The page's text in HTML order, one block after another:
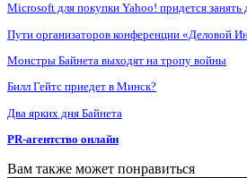
Microsoft для покупки Yahoo! придется занять
Пути организаторов конференции «Деловой
Монстры Байнета выходят на тропу войны
Билл Гейтс приедет в Минск?
Два ярких дня Байнета
PR-агентство онлайн
Вам также может понравиться